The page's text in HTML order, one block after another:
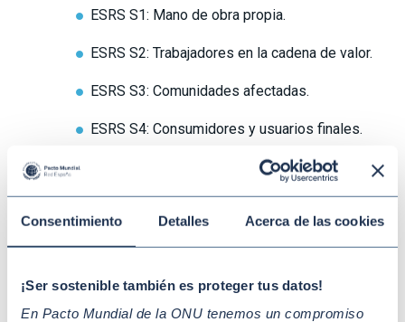
Consentimiento Detalles Acerca de las cookies
¡Ser sostenible también es proteger tus datos!
En Pacto Mundial de la ONU tenemos un compromiso
ESRS S1: Mano de obra propia.
ESRS S2: Trabajadores en la cadena de valor.
ESRS S3: Comunidades afectadas.
ESRS S4: Consumidores y usuarios finales.
Gobernanza:
3. ¿Qué pasará en España con la
transposición de la norma de
información en sostenibilidad?